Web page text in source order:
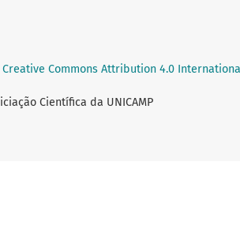
Creative Commons Attribution 4.0
Científica da UNICAMP